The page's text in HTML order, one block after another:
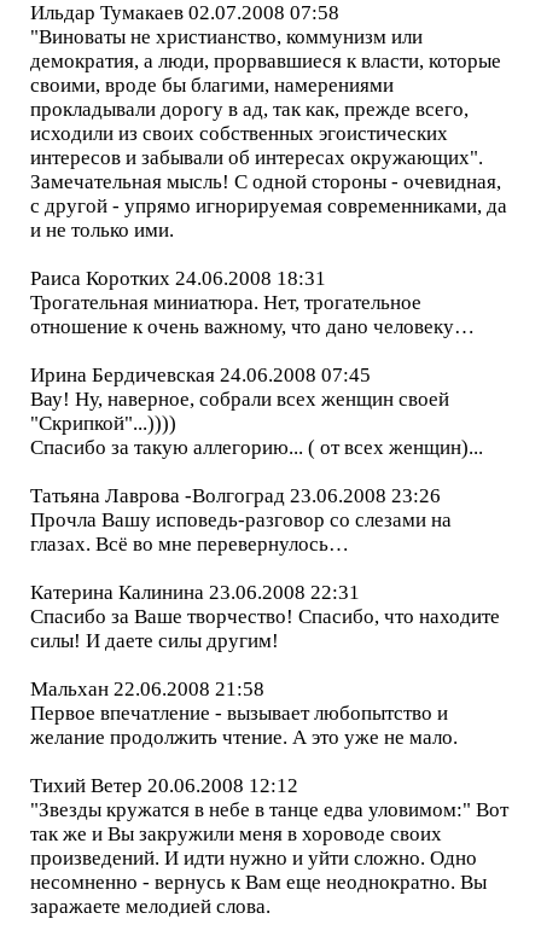
Ильдар Тумакаев 02.07.2008 07:58
"Виноваты не христианство, коммунизм или
демократия, а люди, прорвавшиеся к власти, которые
своими, вроде бы благими, намерениями
прокладывали дорогу в ад, так как, прежде всего,
исходили из своих собственных эгоистических
интересов и забывали об интересах окружающих".
Замечательная мысль! С одной стороны - очевидная,
с другой - упрямо игнорируемая современниками, да
и не только ими.
Раиса Коротких 24.06.2008 18:31
Трогательная миниатюра. Нет, трогательное
отношение к очень важному, что дано человеку…
Ирина Бердичевская 24.06.2008 07:45
Вау! Ну, наверное, собрали всех женщин своей
"Скрипкой"...))))
Спасибо за такую аллегорию... ( от всех женщин)...
Татьяна Лаврова -Волгоград 23.06.2008 23:26
Прочла Вашу исповедь-разговор со слезами на
глазах. Всё во мне перевернулось…
Катерина Калинина 23.06.2008 22:31
Спасибо за Ваше творчество! Спасибо, что находите
силы! И даете силы другим!
Мальхан 22.06.2008 21:58
Первое впечатление - вызывает любопытство и
желание продолжить чтение. А это уже не мало.
Тихий Ветер 20.06.2008 12:12
"Звезды кружатся в небе в танце едва уловимом:" Вот
так же и Вы закружили меня в хороводе своих
произведений. И идти нужно и уйти сложно. Одно
несомненно - вернусь к Вам еще неоднократно. Вы
заражаете мелодией слова.